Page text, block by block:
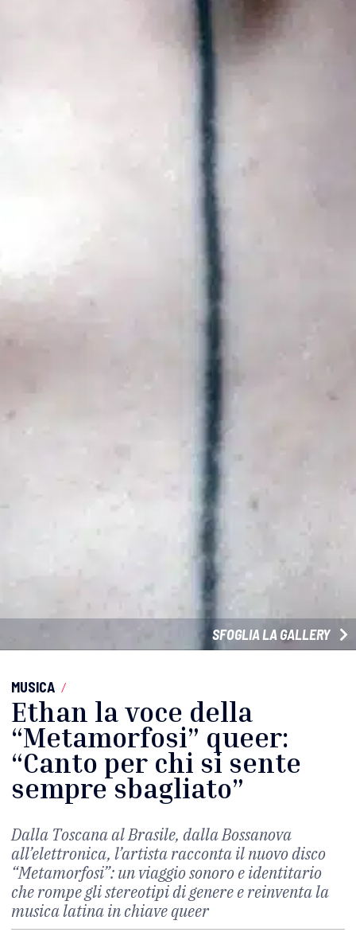
SFOGLIA LA GALLERY
MUSICA /
Ethan la voce della
“Metamorfosi” queer:
“Canto per chi si sente
sempre sbagliato”
Dalla Toscana al Brasile, dalla Bossanova
all’elettronica, l’artista racconta il nuovo disco
“Metamorfosi”: un viaggio sonoro e identitario
che rompe gli stereotipi di genere e reinventa la
musica latina in chiave queer